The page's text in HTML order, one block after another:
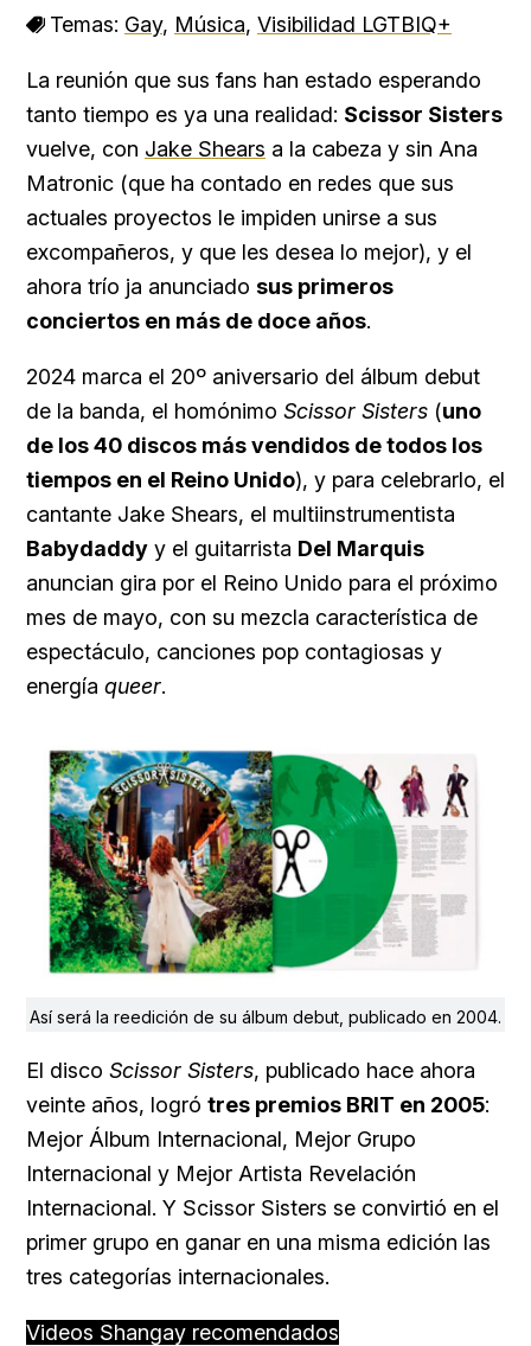
Temas: Gay, Música, Visibilidad LGTBIQ+
La reunión que sus fans han estado esperando
tanto tiempo es ya una realidad: Scissor Sisters
vuelve, con Jake Shears a la cabeza y sin Ana
Matronic (que ha contado en redes que sus
actuales proyectos le impiden unirse a sus
excompañeros, y que les desea lo mejor), y el
ahora trío ja anunciado sus primeros
conciertos en más de doce años.
2024 marca el 20º aniversario del álbum debut
de la banda, el homónimo Scissor Sisters (uno
de los 40 discos más vendidos de todos los
tiempos en el Reino Unido), y para celebrarlo, el
cantante Jake Shears, el multiinstrumentista
Babydaddy y el guitarrista Del Marquis
anuncian gira por el Reino Unido para el próximo
mes de mayo, con su mezcla característica de
espectáculo, canciones pop contagiosas y
energía queer.
Así será la reedición de su álbum debut, publicado en 2004.
El disco Scissor Sisters, publicado hace ahora
veinte años, logró tres premios BRIT en 2005:
Mejor Álbum Internacional, Mejor Grupo
Internacional y Mejor Artista Revelación
Internacional. Y Scissor Sisters se convirtió en el
primer grupo en ganar en una misma edición las
tres categorías internacionales.
Videos Shangay recomendados